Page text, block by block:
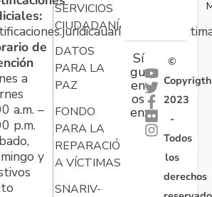
de
a
a.m. –
p.m.
y
SERVICIOS
CIUDADANÍA
DATOS
PARA LA
PAZ
FONDO
PARA LA
REPARACIÓN
A VÍCTIMAS
SNARIV-
Sí
gu
en
os
en:
©
Copyrigth
2023
-
Todos
los
derechos